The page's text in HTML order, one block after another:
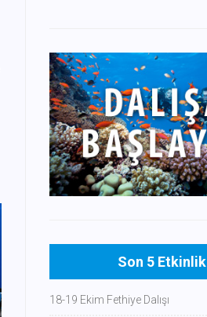
Son 5 Etkinlik
18-19 Ekim Fethiye Dalışı